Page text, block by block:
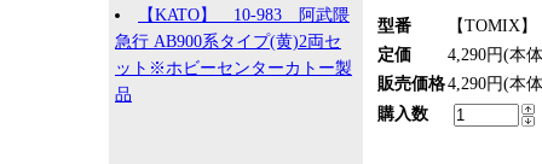
【KATO】 10-983 阿武隈
急行 AB900系タイプ(黄)2両セ
ット※ホビーセンターカトー製
品
型番
【TOMIX
定価
4,290円(本
販売価格4,290円(本
購入数